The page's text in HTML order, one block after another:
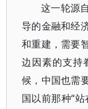
这一轮源
导的金融和经
和重建，需要
边因素的支持
候，中国也需
国以前那种“